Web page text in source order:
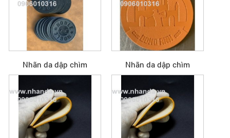
Nhãn da dập chìm Nhãn da dập chìm